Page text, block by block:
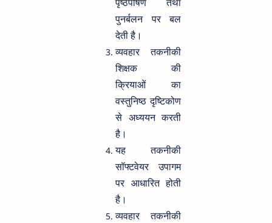
पुनर्बलन पर बल
देती है।
व्यवहार तकनीकी
शिक्षक की
क्रियाओं का
वस्तुनिष्ठ दृष्टिकोण
से अध्ययन करती
है।
यह तकनीकी
सॉफ्टवेयर उपागम
पर आधारित होती
है।
व्यवहार तकनीकी